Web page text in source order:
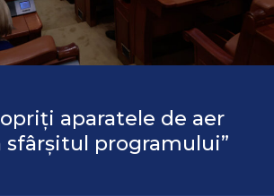
lovește România.